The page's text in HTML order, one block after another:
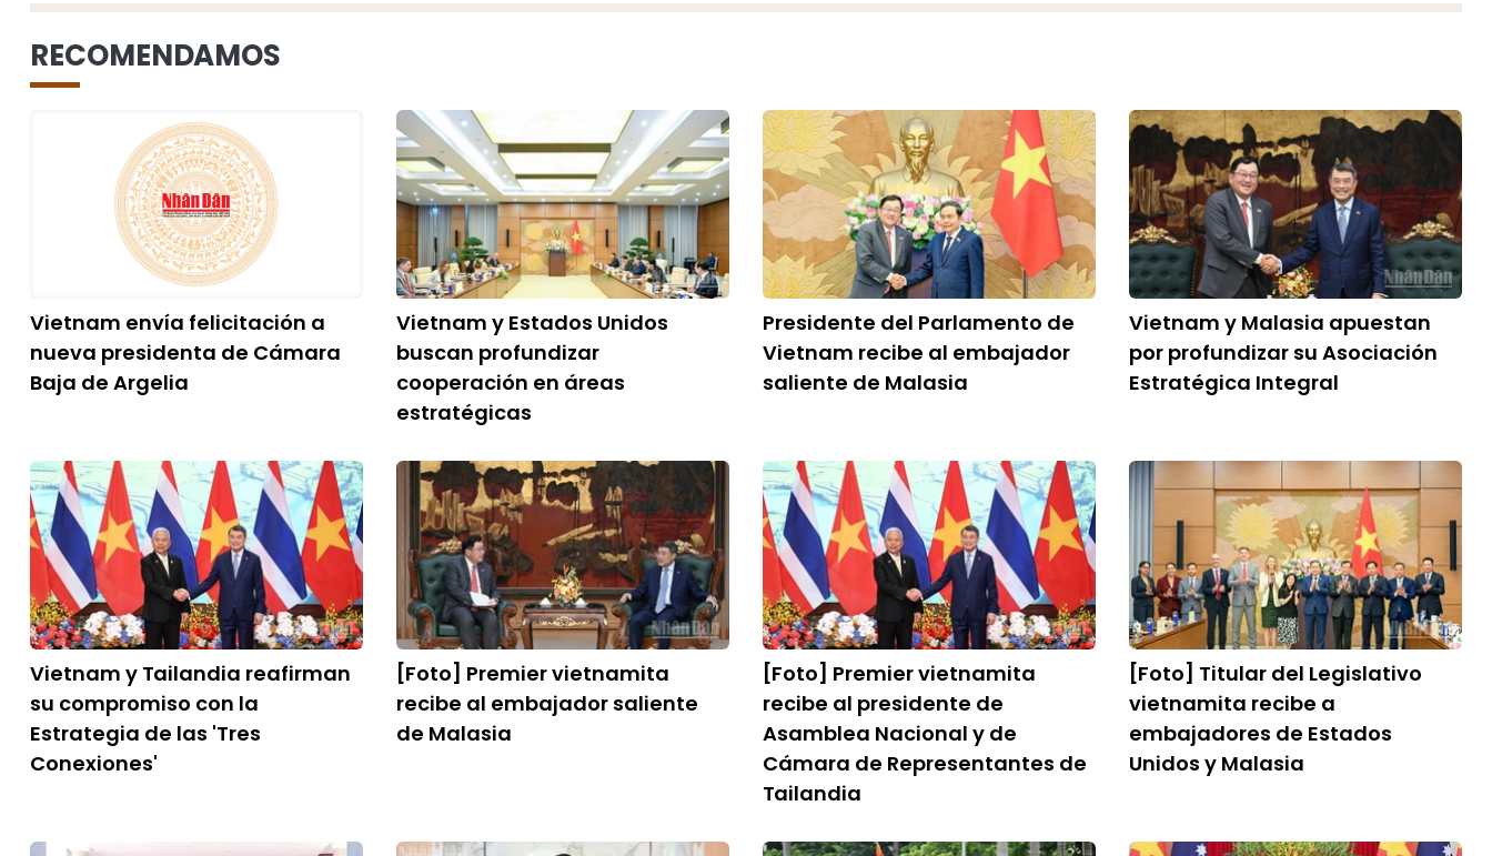
RECOMENDAMOS
Vietnam envía felicitación a
nueva presidenta de Cámara
Baja de Argelia
Vietnam y Estados Unidos
buscan profundizar
cooperación en áreas
estratégicas
Presidente del Parlamento de
Vietnam recibe al embajador
saliente de Malasia
Vietnam y Malasia apuestan
por profundizar su Asociación
Estratégica Integral
Vietnam y Tailandia reafirman
su compromiso con la
Estrategia de las 'Tres
Conexiones'
[Foto] Premier vietnamita
recibe al embajador saliente
de Malasia
[Foto] Premier vietnamita
recibe al presidente de
Asamblea Nacional y de
Cámara de Representantes de
Tailandia
[Foto] Titular del Legislativo
vietnamita recibe a
embajadores de Estados
Unidos y Malasia